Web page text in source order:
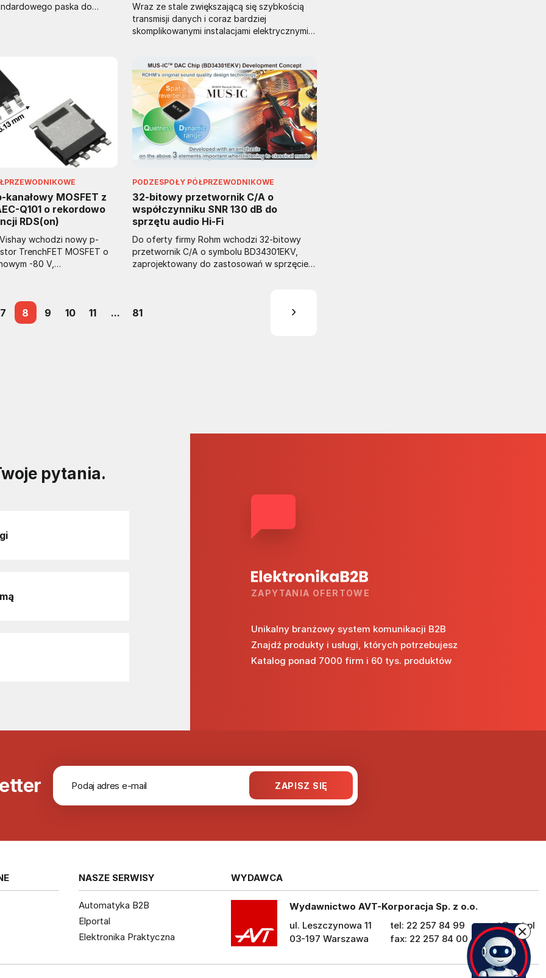
paska do
Została wykonana z
UV tworzywa
(RAL 9016) z
TPV.
zawierać wgłębienie do
membranowej lub folii
Wraz ze stale zwiększającą się szybkością
transmisji danych i coraz bardziej
skomplikowanymi instalacjami elektrycznymi
krytyczna, stanowiąc równocześnie coraz
większe wyzwanie dla projektantów.
Technologia TrEOS opracowana przez firmę
Nexperia zapewnia integralność sygnału i
realizuje zabezpieczenie szybkich linii danych
przed wyładowaniami elektrostatycznymi,
m.in w systemach multimedialnych.
MOSFET z
Q101 o rekordowo
RDS(on)
wchodzi nowy p-
TrenchFET MOSFET o
-80 V,
Jest to tranzystor z
potwierdzającą jego
warunki pracy, mogący
PODZESPOŁY PÓŁPRZEWODNIKOWE
32-bitowy przetwornik C/A o
współczynniku SNR 130 dB do
sprzętu audio Hi-Fi
Do oferty firmy Rohm wchodzi 32-bitowy
przetwornik C/A o symbolu BD34301EKV,
zaprojektowany do zastosowań w sprzęcie
podkreślających "rezonans
7 8 9 10 11 ... 81
pytania.
ZAPYTANIA OFERTOWE
Unikalny branżowy system komunikacji B2B
Znajdź produkty i usługi, których potrzebujesz
Katalog ponad 7000 firm i 60 tys. produktów
NASZE SERWISY
Automatyka B2B
Elportal
Elektronika Praktyczna
WYDAWCA
Wydawnictwo AVT-Korporacja Sp. z o.o.
ul. Leszczynowa 11
03-197 Warszawa
tel: 22 257 84 99
fax: 22 257 84 00
avt@avt.pl
avt.pl